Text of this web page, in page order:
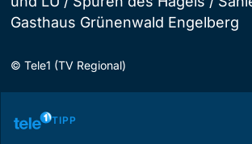
Gasthaus Grünenwald Engelberg
© Tele1 (TV Regional)
TIPP